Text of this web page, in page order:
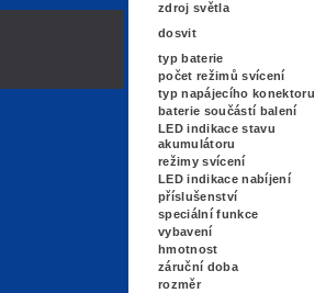
zdroj světla
dosvit
typ baterie
počet režimů svícení
typ napájecího konektoru
baterie součástí balení
LED indikace stavu
akumulátoru
režimy svícení
LED indikace nabíjení
příslušenství
speciální funkce
vybavení
hmotnost
záruční doba
rozměr